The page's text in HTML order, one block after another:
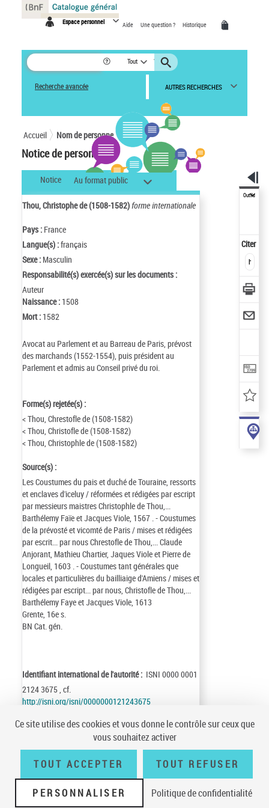
Espace personnel Aide Une question ? Historique
Tout
Recherche avancée AUTRES RECHERCHES
Accueil Nom de personne
Notice de personne
Notice Au format public
Thou, Christophe de (1508-1582)forme internationale
Pays : France
Langue(s) :français
Sexe : Masculin
Responsabilité(s) exercée(s) sur les documents :
Auteur
Naissance : 1508
Mort : 1582
Avocat au Parlement et au Barreau de Paris, prévost
des marchands (1552-1554), puis président au
Parlement et admis au Conseil privé du roi.
Forme(s) rejetée(s) :
< Thou, Chrestofle de (1508-1582)
< Thou, Christofle de (1508-1582)
< Thou, Christophle de (1508-1582)
Source(s) :
Les Coustumes du pais et duché de Touraine, ressorts
et enclaves d'iceluy / réformées et rédigées par escript
par messieurs maistres Christophle de Thou,...
Barthélemy Faïe et Jacques Viole, 1567 . - Coustumes
de la prévosté et vicomté de Paris / mises et rédigées
par escrit... par nous Chrestofle de Thou,... Claude
Anjorant, Mathieu Chartier, Jaques Viole et Pierre de
Longueil, 1603 . - Coustumes tant générales que
locales et particulières du bailliaige d'Amiens / mises et
rédigées par escript... par nous, Christofle de Thou,...
Barthélemy Faye et Jacques Viole, 1613
Grente, 16e s.
BN Cat. gén.
Identifiant international de l'autorité : ISNI 0000 0001
2124 3675 , cf.
http://isni.org/isni/0000000121243675
Notice n° :FRBNF10515084
Mise à jour :06/11/10
Outils
Citer
Conditions générales d'utilisation | A propos | Plan du site |
Écrire à la
Panneau de gestion des cookies
Ce site utilise des cookies et vous donne le contrôle sur ceux que
vous souhaitez activer
TOUT ACCEPTER TOUT REFUSER
PERSONNALISER Politique de confidentialité